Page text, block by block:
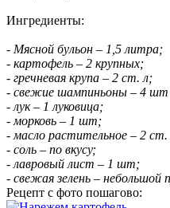
Ингредиенты:
- Мясной бульон – 1,5 литра;
- картофель – 2 крупных;
- гречневая крупа – 2 ст. л;
- свежие шампиньоны – 4 шт
- лук – 1 луковица;
- морковь – 1 шт;
- масло растительное – 2 ст.
- соль – по вкусу;
- лавровый лист – 1 шт;
- свежая зелень – небольшой
Рецепт с фото пошагово: